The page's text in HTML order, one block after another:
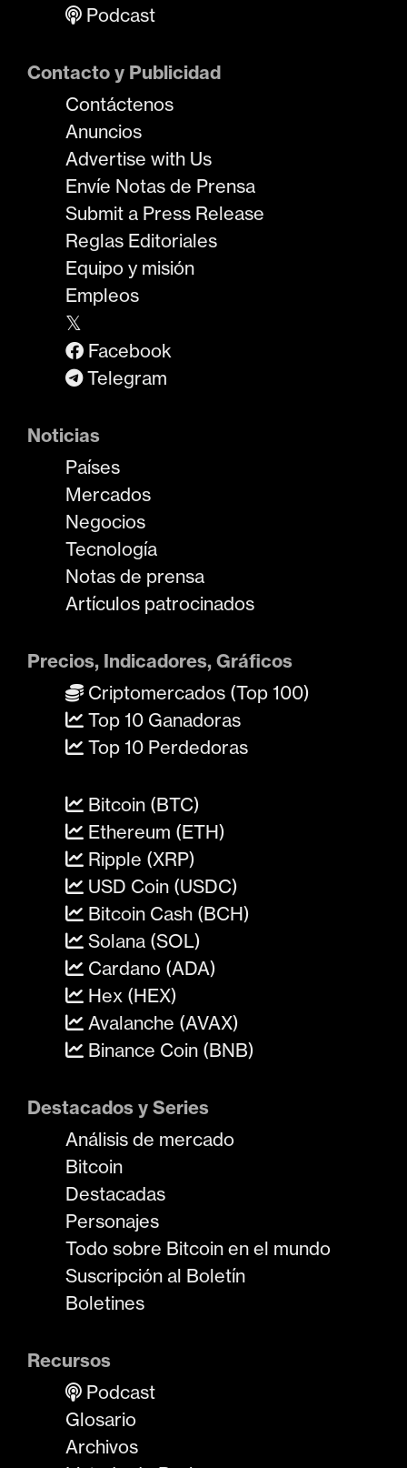
Podcast
Contacto y Publicidad
Contáctenos
Anuncios
Advertise with Us
Envíe Notas de Prensa
Submit a Press Release
Reglas Editoriales
Equipo y misión
Empleos
𝕏
Facebook
Telegram
Noticias
Países
Mercados
Negocios
Tecnología
Notas de prensa
Artículos patrocinados
Precios, Indicadores, Gráficos
Criptomercados (Top 100)
Top 10 Ganadoras
Top 10 Perdedoras
Bitcoin (BTC)
Ethereum (ETH)
Ripple (XRP)
USD Coin (USDC)
Bitcoin Cash (BCH)
Solana (SOL)
Cardano (ADA)
Hex (HEX)
Avalanche (AVAX)
Binance Coin (BNB)
Destacados y Series
Análisis de mercado
Bitcoin
Destacadas
Personajes
Todo sobre Bitcoin en el mundo
Suscripción al Boletín
Boletines
Recursos
Podcast
Glosario
Archivos